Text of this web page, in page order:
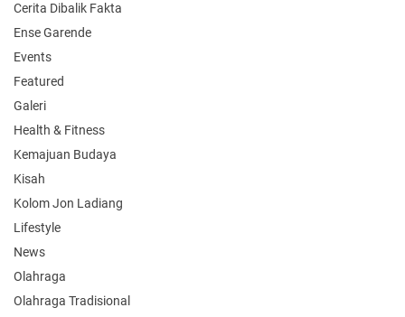
Cerita Dibalik Fakta
Ense Garende
Events
Featured
Galeri
Health & Fitness
Kemajuan Budaya
Kisah
Kolom Jon Ladiang
Lifestyle
News
Olahraga
Olahraga Tradisional